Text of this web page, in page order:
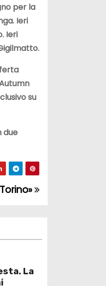
per la
Ieri
Ieri
su
due
La